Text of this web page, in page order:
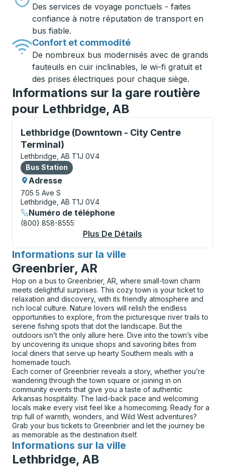
Des services de voyage ponctuels - faites
confiance à notre réputation de transport en
bus fiable.
Confort et commodité
De nombreux bus modernisés avec de grands
fauteuils en cuir inclinables, le wi-fi gratuit et
des prises électriques pour chaque siège.
Informations sur la gare routière
pour Lethbridge, AB
Lethbridge (Downtown - City Centre
Terminal)
Bus Station, utilisez les touches fléchées ou la
Lethbridge, AB T1J 0V4
Bus Station
Bus Station
Adresse
705 5 Ave S
Lethbridge, AB T1J 0V4
Numéro de téléphone
(800) 858-8555
Plus De Détails
Informations sur la ville
pour
Greenbrier, AR
Hop on a bus to Greenbrier, AR, where small-town charm
meets delightful surprises. This cozy town is your ticket to
relaxation and discovery, with its friendly atmosphere and
rich local culture. Nature lovers will relish the endless
opportunities to explore, from the picturesque river trails to
serene fishing spots that dot the landscape. But the
outdoors isn’t the only allure here. Dive into the town’s vibe
by uncovering its unique shops and savoring bites from
local diners that serve up hearty Southern meals with a
homemade touch.
Each corner of Greenbrier reveals a story, whether you’re
wandering through the town square or joining in on
community events that give you a taste of authentic
Arkansas hospitality. The laid-back pace and welcoming
locals make every visit feel like a homecoming. Ready for a
trip full of warmth, wonders, and Wild West adventures?
Grab your bus tickets to Greenbrier and let the journey be
as memorable as the destination itself.
Informations sur la ville
pour
Lethbridge, AB